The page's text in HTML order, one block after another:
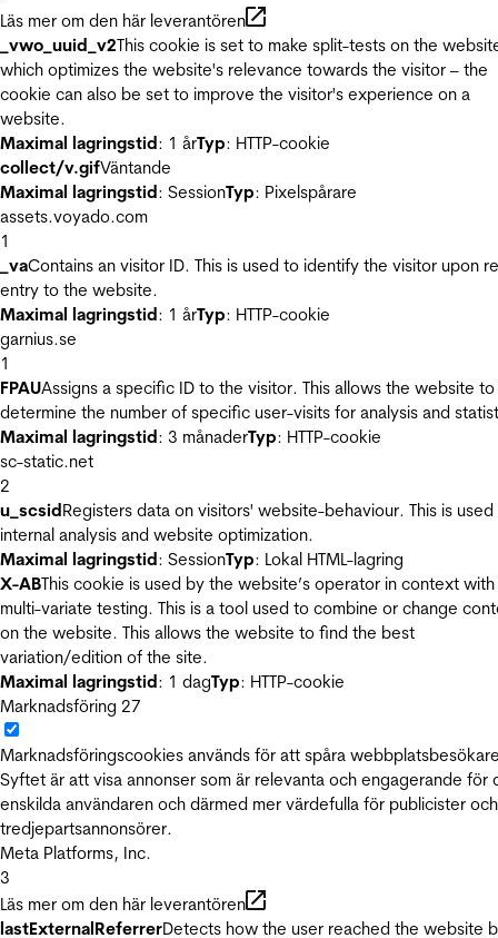
Läs mer om den här leverantören
_vwo_uuid_v2This cookie is set to make split-tests on the
which optimizes the website's relevance towards the visitor – the
cookie can also be set to improve the visitor's experience on a
website.
Maximal lagringstid: 1 årTyp: HTTP-cookie
collect/v.gifVäntande
Maximal lagringstid: SessionTyp: Pixelspårare
assets.voyado.com
1
_vaContains an visitor ID. This is used to identify the visitor upon
entry to the website.
Maximal lagringstid: 1 årTyp: HTTP-cookie
garnius.se
1
FPAUAssigns a specific ID to the visitor. This allows the website to
determine the number of specific user-visits for analysis and
Maximal lagringstid: 3 månaderTyp: HTTP-cookie
sc-static.net
2
u_scsidRegisters data on visitors' website-behaviour. This is
internal analysis and website optimization.
Maximal lagringstid: SessionTyp: Lokal HTML-lagring
X-ABThis cookie is used by the website’s operator in context with
multi-variate testing. This is a tool used to combine or change
on the website. This allows the website to find the best
variation/edition of the site.
Maximal lagringstid: 1 dagTyp: HTTP-cookie
Marknadsföring 27
Marknadsföringscookies används för att spåra
Syftet är att visa annonser som är relevanta och engagerande för
enskilda användaren och därmed mer värdefulla för publicister och
tredjepartsannonsörer.
Meta Platforms, Inc.
3
Läs mer om den här leverantören
lastExternalReferrerDetects how the user reached the website